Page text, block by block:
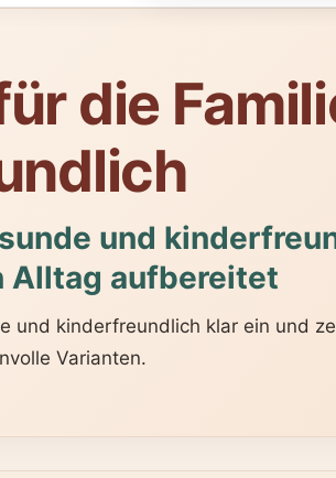
die
und
Alltag aufbereitet
und kinderfreundlich klar ein und
Varianten.